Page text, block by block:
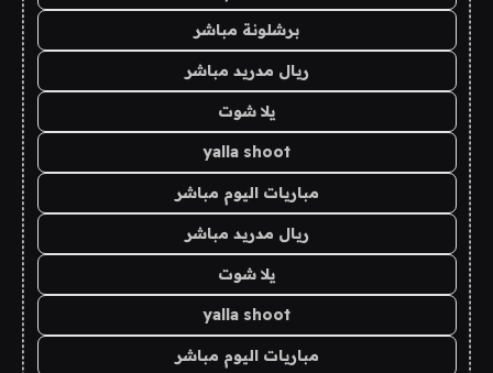
برشلونة مباشر
ريال مدريد مباشر
يلا شوت
yalla shoot
مباريات اليوم مباشر
ريال مدريد مباشر
يلا شوت
yalla shoot
مباريات اليوم مباشر